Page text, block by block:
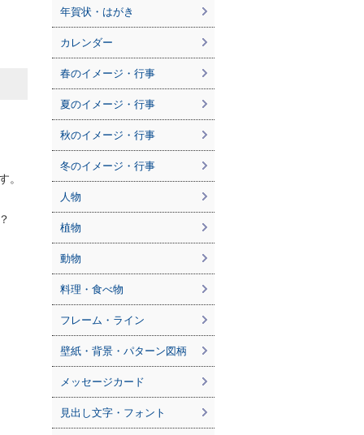
。
年賀状・はがき
カレンダー
春のイメージ・行事
夏のイメージ・行事
秋のイメージ・行事
冬のイメージ・行事
人物
植物
動物
料理・食べ物
フレーム・ライン
壁紙・背景・パターン図柄
メッセージカード
見出し文字・フォント